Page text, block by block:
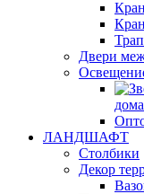
Двери
дома
ЛАНДШАФТ
Столбики
Декор